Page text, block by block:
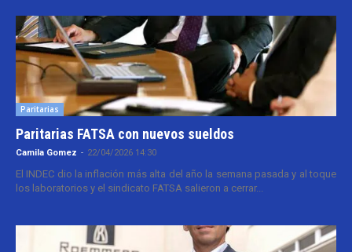
Paritarias
Paritarias FATSA con nuevos sueldos
Camila Gomez - 22/04/2026 14:30
El INDEC dio la inflación más alta del año la semana pasada y al toque
los laboratorios y el sindicato FATSA salieron a cerrar...